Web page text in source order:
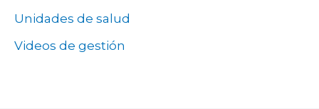
Unidades de salud
Videos de gestión